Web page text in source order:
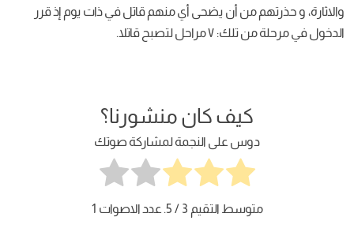
والاثارة، و حذرتهم من أن يضحى أي منهم قاتل في ذات يوم إذ قرر
الدخول في مرحلة من تلك: ٧ مراحل لتصبح قاتلا.
كيف كان منشورنا؟
دوس على النجمة لمشاركة صوتك
متوسط التقيم 3 / 5. عدد الاصوات 1